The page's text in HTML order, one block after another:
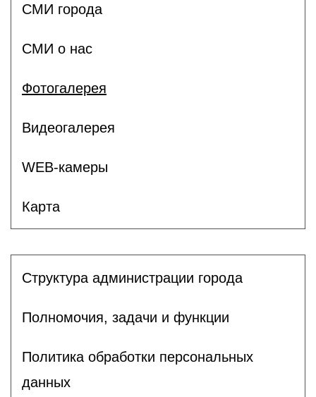
СМИ города
СМИ о нас
Фотогалерея
Видеогалерея
WEB-камеры
Карта
Структура администрации города
Полномочия, задачи и функции
Политика обработки персональных
данных